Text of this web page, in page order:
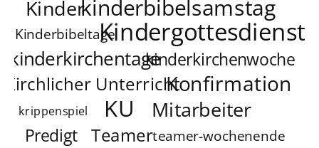
Kinderkinderbibelsamstag
KinderbibeltageKindergottesdienst
kinderkirchentagekinderkirchenwoche
Kirchlicher UnterrichtKonfirmation
krippenspiel KU Mitarbeiter
Predigt Teamerteamer-wochenende